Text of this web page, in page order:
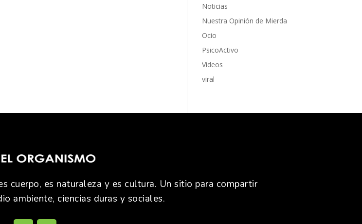
Noticias
Nuestra Opinión de Mierda
Ocio
PsicoActivo
Videos
viral
cuerpo, es naturaleza y es cultura. Un sitio para compartir
ambiente, ciencias duras y sociales.